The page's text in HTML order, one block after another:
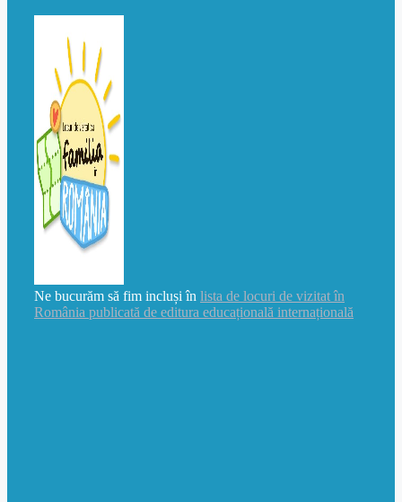
Ne bucurăm să fim incluși în lista de locuri de vizitat în
România publicată de editura educațională internațională